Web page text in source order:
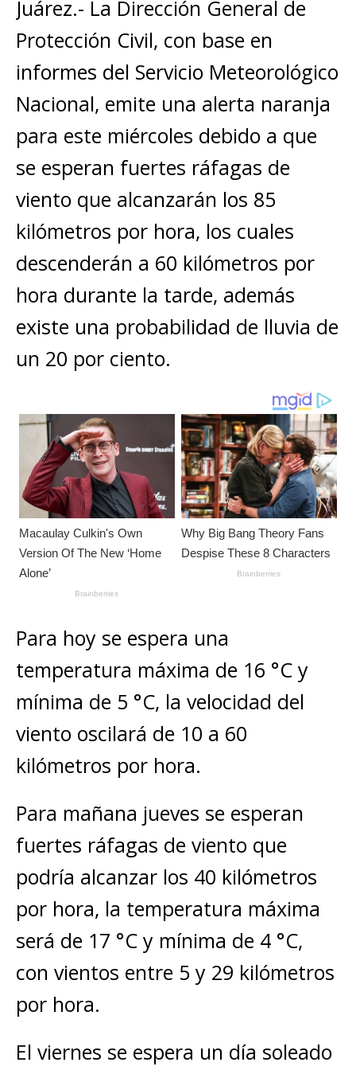
A
p
p
b
o
o
k
n
g
e
r
r Li
n
k
m
p
ar
ti
r
Juárez.- La Dirección General de
Protección Civil, con base en
informes del Servicio Meteorológico
Nacional, emite una alerta naranja
para este miércoles debido a que
se esperan fuertes ráfagas de
viento que alcanzarán los 85
kilómetros por hora, los cuales
descenderán a 60 kilómetros por
hora durante la tarde, además
existe una probabilidad de lluvia de
un 20 por ciento.
Para hoy se espera una
temperatura máxima de 16 °C y
mínima de 5 °C, la velocidad del
viento oscilará de 10 a 60
kilómetros por hora.
Para mañana jueves se esperan
fuertes ráfagas de viento que
podría alcanzar los 40 kilómetros
por hora, la temperatura máxima
será de 17 °C y mínima de 4 °C,
con vientos entre 5 y 29 kilómetros
por hora.
El viernes se espera un día soleado